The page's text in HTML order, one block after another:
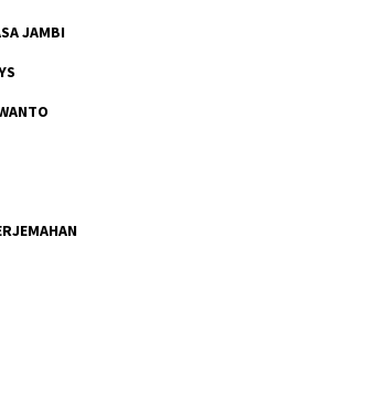
JAMBI